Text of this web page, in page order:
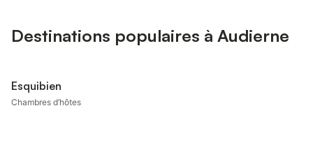
Destinations populaires à Audierne
Esquibien
Chambres d’hôtes